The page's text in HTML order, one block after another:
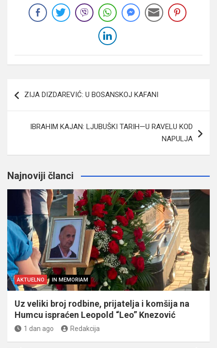
članaka
ZIJA DIZDAREVIĆ: U BOSANSKOJ KAFANI
IBRAHIM KAJAN: LJUBUŠKI TARIH—U RAVELU KOD
NAPULJA
Najnoviji članci
AKTUELNO IN MEMORIAM
Uz veliki broj rodbine, prijatelja i komšija na
Humcu ispraćen Leopold “Leo” Knezović
1 dan ago Redakcija